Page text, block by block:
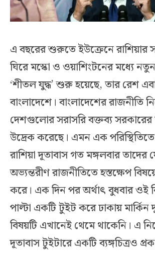
এ বছরের শুরুতে ইউক্রেনে রাশিয়ার
ঘিরে মস্কো ও ওয়াশিংটনের মধ্যে
‘শীতল যুদ্ধ’ শুরু হয়েছে, তার রেশ
বাংলাদেশে। বাংলাদেশের রাজনীতি
দেশগুলোর সরাসরি বক্তব্য সরকারের
উদ্রেক করেছে। এমন এক
রাশিয়া দূতাবাস গত মঙ্গলবার
অভ্যন্তরীণ রাজনীতিতে হস্তক্ষেপ
করে। এক দিন পর অর্থাৎ বুধবার ওই
পাল্টা একটি টুইট করে ঢাকায় মার্কিন
বিষয়টি এখানেই থেমে থাকেনি। এ
দূতাবাস টুইটারে একটি ব্যঙ্গচিত্রও